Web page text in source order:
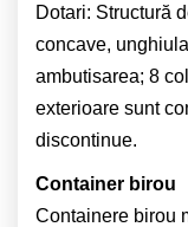
Dotari: Structură
concave,
ambutisarea; 8
exterioare sunt
discontinue.
Container birou
Containere birou